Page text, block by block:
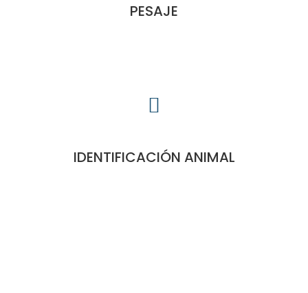
PESAJE
IDENTIFICACIÓN ANIMAL